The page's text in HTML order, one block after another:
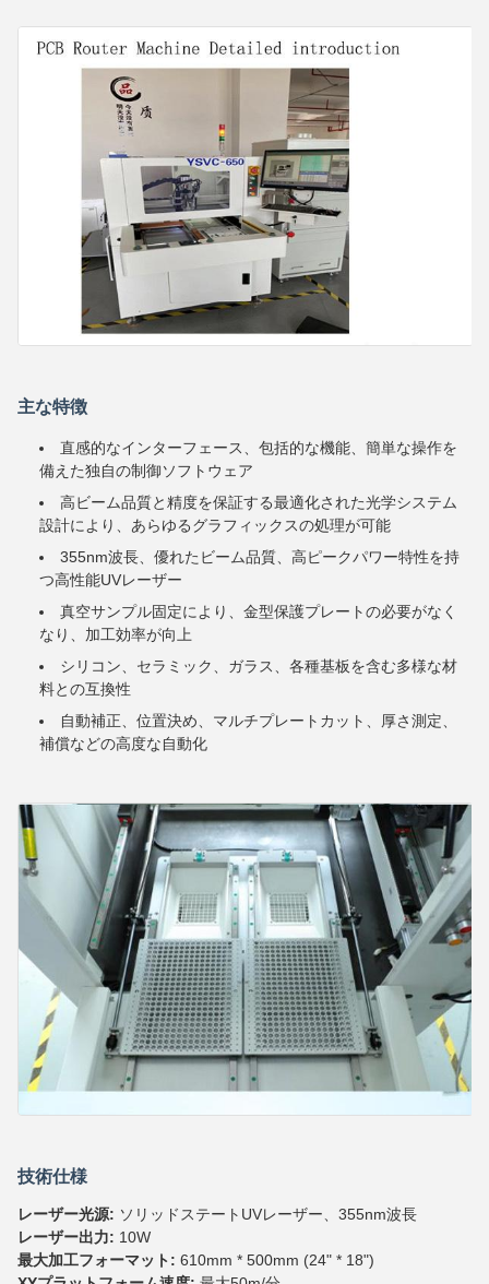
主な特徴
直感的なインターフェース、包括的な機能、簡単な操作を
備えた独自の制御ソフトウェア
高ビーム品質と精度を保証する最適化された光学システム
設計により、あらゆるグラフィックスの処理が可能
355nm波長、優れたビーム品質、高ピークパワー特性を持
つ高性能UVレーザー
真空サンプル固定により、金型保護プレートの必要がなく
なり、加工効率が向上
シリコン、セラミック、ガラス、各種基板を含む多様な材
料との互換性
自動補正、位置決め、マルチプレートカット、厚さ測定、
補償などの高度な自動化
技術仕様
レーザー光源: ソリッドステートUVレーザー、355nm波長
レーザー出力: 10W
最大加工フォーマット: 610mm * 500mm (24" * 18")